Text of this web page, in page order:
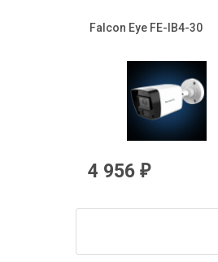
Falcon Eye FE-IB4-30
4 956 ₽